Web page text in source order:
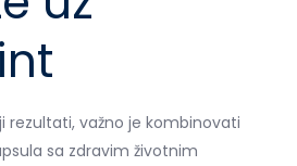
rezultati, važno je kombinovati
sa zdravim životnim